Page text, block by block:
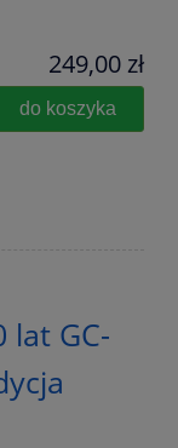
249,00 zł
do koszyka
lat GC-